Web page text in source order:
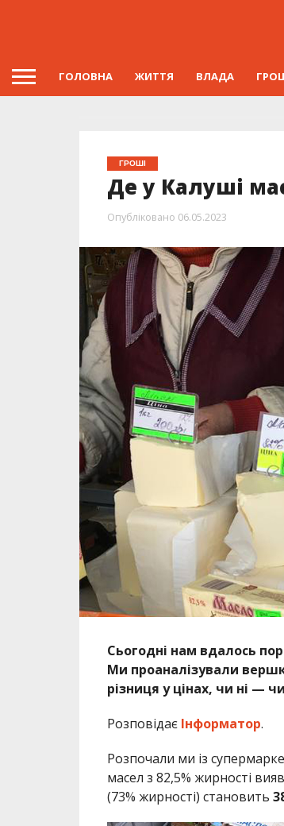
ГОЛОВНА ЖИТТЯ ВЛАДА
ГРОШІ
Де у Калуші
Опубліковано 06.05.2023
Сьогодні нам вдалось
Ми проаналізували
різниця у цінах, чи ні —
Розповідає Інформатор.
Розпочали ми із
масел з 82,5% жирності
(73% жирності) становить